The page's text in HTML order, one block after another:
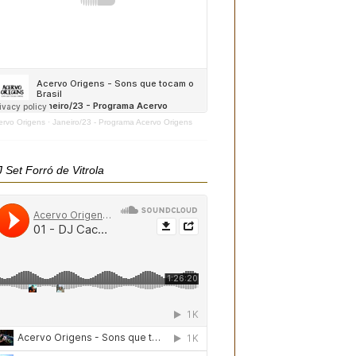
Origens · Janeiro/23 - Programa Acervo Origens
Set Forró de Vitrola